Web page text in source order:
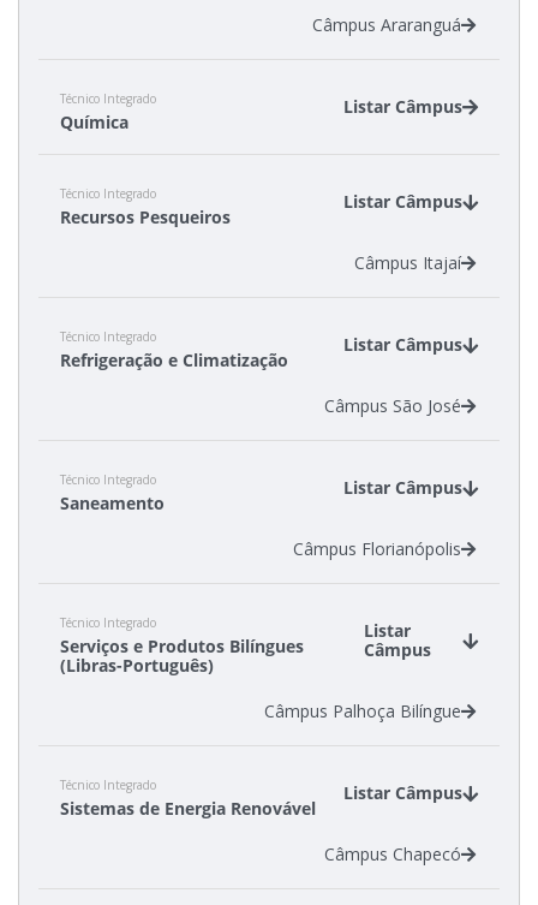
Câmpus Araranguá
Técnico Integrado
Química
Listar Câmpus
Câmpus Florianópolis
Câmpus Jaraguá do Sul - Centro
Técnico Integrado
Recursos Pesqueiros
Listar Câmpus
Câmpus Itajaí
Técnico Integrado
Refrigeração e Climatização
Listar Câmpus
Câmpus São José
Técnico Integrado
Saneamento
Listar Câmpus
Câmpus Florianópolis
Técnico Integrado
Serviços e Produtos Bilíngues
(Libras-Português)
Listar
Câmpus
Câmpus Palhoça Bilíngue
Técnico Integrado
Sistemas de Energia Renovável
Listar Câmpus
Câmpus Chapecó